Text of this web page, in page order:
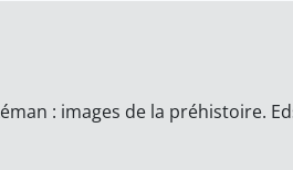
: images de la préhistoire.